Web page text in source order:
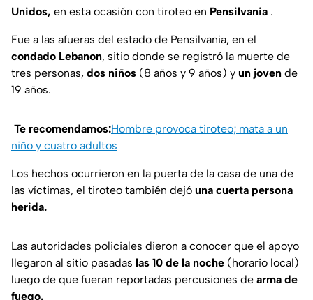
Unidos, en esta ocasión con tiroteo en Pensilvania .
Fue a las afueras del estado de Pensilvania, en el
condado Lebanon, sitio donde se registró la muerte de
tres personas, dos niños (8 años y 9 años) y un joven de
19 años.
Te recomendamos:Hombre provoca tiroteo; mata a un
niño y cuatro adultos
Los hechos ocurrieron en la puerta de la casa de una de
las víctimas, el tiroteo también dejó una cuerta persona
herida.
Las autoridades policiales dieron a conocer que el apoyo
llegaron al sitio pasadas las 10 de la noche (horario local)
luego de que fueran reportadas percusiones de arma de
fuego.